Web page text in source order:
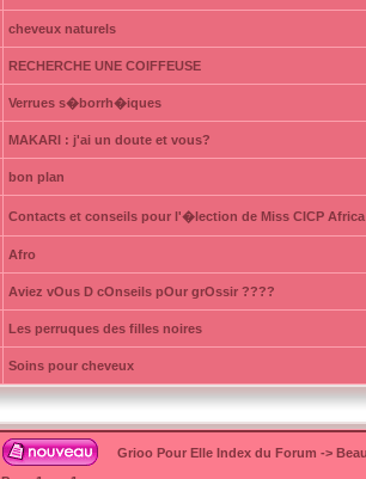
cheveux naturels
RECHERCHE UNE COIFFEUSE
Verrues s�borrh�iques
MAKARI : j'ai un doute et vous?
bon plan
Contacts et conseils pour l'�lection de Miss CICP Africa
Afro
Aviez vOus D cOnseils pOur grOssir ????
Les perruques des filles noires
Soins pour cheveux
Grioo Pour Elle Index du Forum ->